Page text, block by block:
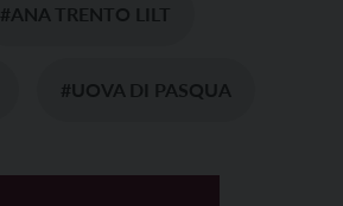
#ANA TRENTO LILT
#UOVA DI PASQUA